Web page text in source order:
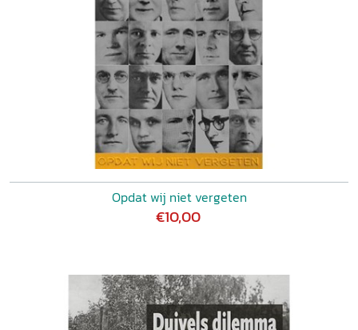
Opdat wij niet vergeten
€10,00